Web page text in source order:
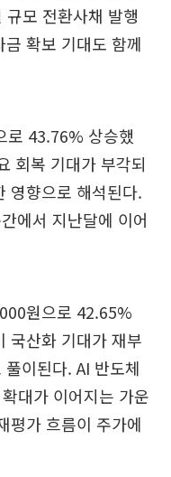
모 전환사채 발행
금 확보 기대도 함께
로 43.76% 상승했
회복 기대가 부각되
영향으로 해석된다.
에서 지난달에 이어
원으로 42.65%
국산화 기대가 재부
이된다. AI 반도체
대가 이어지는 가운
평가 흐름이 주가에